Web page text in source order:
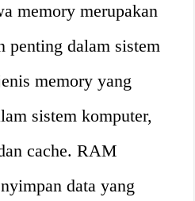
memory merupakan
penting dalam sistem
memory yang
sistem komputer,
cache. RAM
data yang